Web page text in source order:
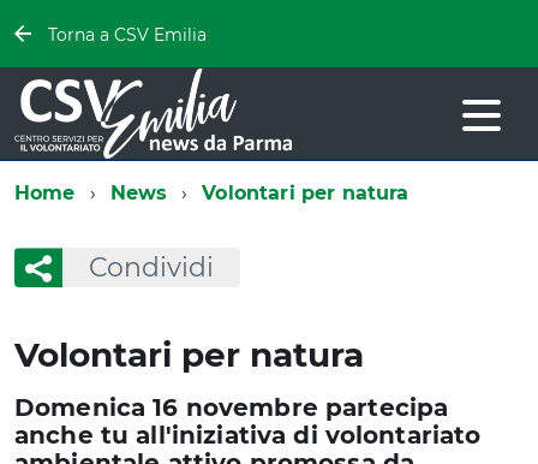
Torna a CSV Emilia
Home News Volontari per natura
Volontari per natura
Domenica 16 novembre partecipa
anche tu all'iniziativa di volontariato
Condividi